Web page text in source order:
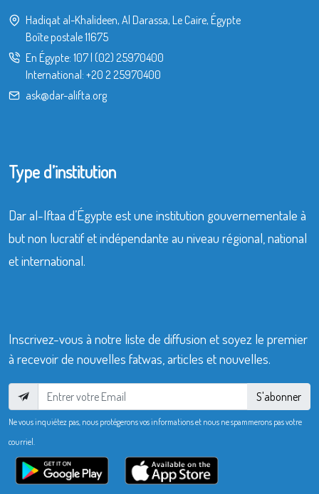
Hadiqat al-Khalideen, Al Darassa, Le Caire, Égypte
Boîte postale 11675
En Égypte: 107| (02) 25970400
International: +20 2 25970400
ask@dar-alifta.org
Type d’institution
Dar al-Iftaa d’Égypte est une institution gouvernementale à
but non lucratif et indépendante au niveau régional, national
et international.
Inscrivez-vous à notre liste de diffusion et soyez le premier
à recevoir de nouvelles fatwas, articles et nouvelles.
S'abonner
Ne vous inquiétez pas, nous protégerons vos informations et nous ne spammerons pas votre
courriel.